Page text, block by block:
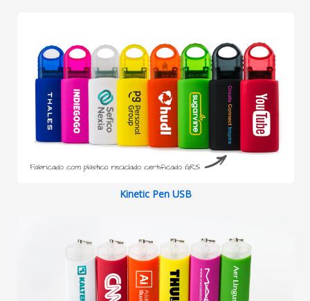
Kinetic Pen USB